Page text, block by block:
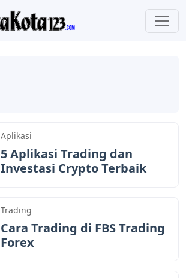
Aplikasi
5 Aplikasi Trading dan
Investasi Crypto Terbaik
Trading
Cara Trading di FBS Trading
Forex